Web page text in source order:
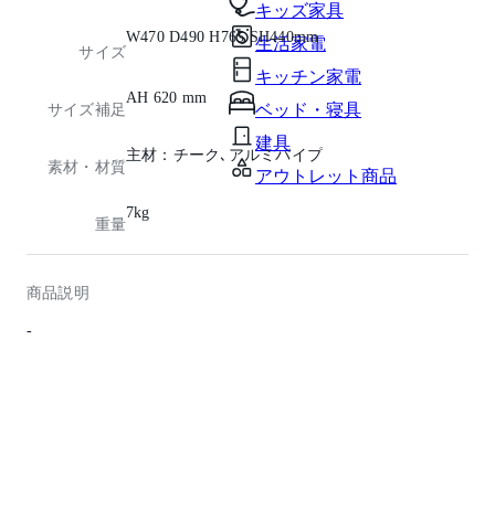
キッズ家具
生活家電
キッチン家電
ベッド・寝具
建具
アウトレット商品
サイズ
W470 D490 H765 SH440mm
サイズ補足
AH 620 mm
素材・材質
主材：チーク､アルミパイプ
重量
7kg
商品説明
-